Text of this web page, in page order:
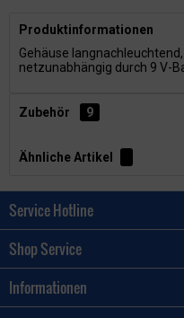
Produktinformationen
Gehäuse
netzunabhängig durch 9 V-
Zubehör 9
Ähnliche Artikel
Service Hotline
Shop Service
Informationen